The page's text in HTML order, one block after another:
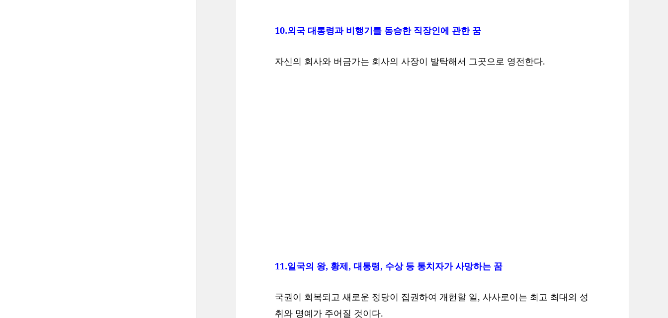
10.외국 대통령과 비행기를 동승한 직장인에 관한 꿈
자신의 회사와 버금가는 회사의 사장이 발탁해서 그곳으로 영전한다.
11.일국의 왕, 황제, 대통령, 수상 등 통치자가 사망하는 꿈
국권이 회복되고 새로운 정당이 집권하여 개헌할 일, 사사로이는 최고 최대의 성
취와 명예가 주어질 것이다.